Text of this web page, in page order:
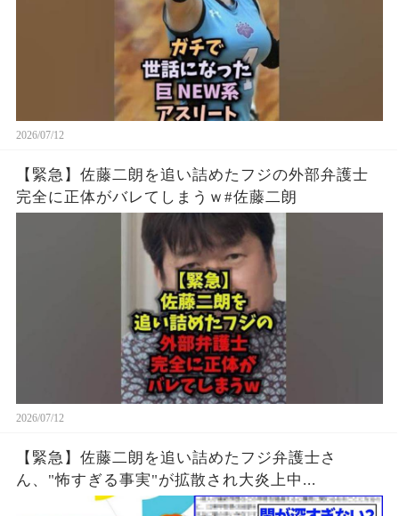
2026/07/12
【緊急】佐藤二朗を追い詰めたフジの外部弁護士
完全に正体がバレてしまうｗ#佐藤二朗
2026/07/12
【緊急】佐藤二朗を追い詰めたフジ弁護士さ
ん、"怖すぎる事実"が拡散され大炎上中...